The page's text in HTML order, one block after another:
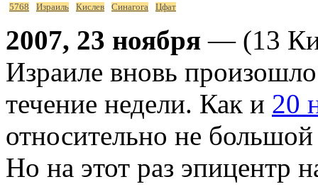
5768 Израиль Кислев Синагога Цфат
2007, 23 ноября — (13
Израиле вновь
течение недели. Как и 20
относительно не
Но на этот раз эпицентр